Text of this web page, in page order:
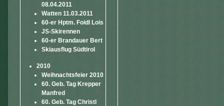
08.04.2011
Watten 11.03.2011
60-er Hptm. Foidl Lois
JS-Skirennen
60-er Brandauer Bert
Skiausflug Südtirol
2010
Weihnachtsfeier 2010
60. Geb. Tag Krepper
Manfred
60. Geb. Tag Christl